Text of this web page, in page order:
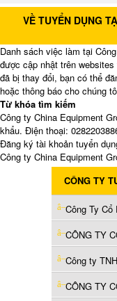
VỀ TUYỂN DỤNG
Danh sách việc làm tại
được cập nhật trên
đã bị thay đổi, bạn có thể
hoặc thông báo cho chúng
Từ khóa tìm kiếm
Công ty China Equipment
khẩu. Điện thoại:
Đăng ký tài khoản tuyển
Công ty China Equipment
CÔNG TY
CÔNG TY
CÔNG TY